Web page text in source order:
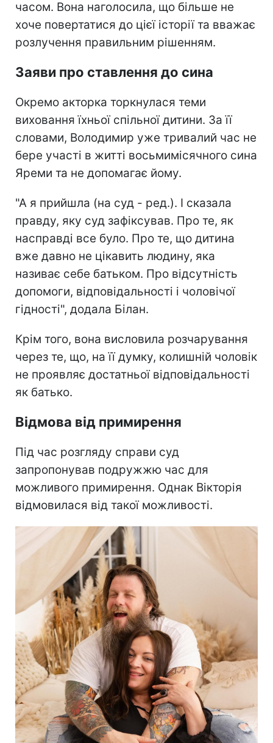
часом. Вона наголосила, що більше не
хоче повертатися до цієї історії та вважає
розлучення правильним рішенням.
Заяви про ставлення до сина
Окремо акторка торкнулася теми
виховання їхньої спільної дитини. За її
словами, Володимир уже тривалий час не
бере участі в житті восьмимісячного сина
Яреми та не допомагає йому.
"А я прийшла (на суд - ред.). І сказала
правду, яку суд зафіксував. Про те, як
насправді все було. Про те, що дитина
вже давно не цікавить людину, яка
називає себе батьком. Про відсутність
допомоги, відповідальності і чоловічої
гідності", додала Білан.
Крім того, вона висловила розчарування
через те, що, на її думку, колишній чоловік
не проявляє достатньої відповідальності
як батько.
Відмова від примирення
Під час розгляду справи суд
запропонував подружжю час для
можливого примирення. Однак Вікторія
відмовилася від такої можливості.